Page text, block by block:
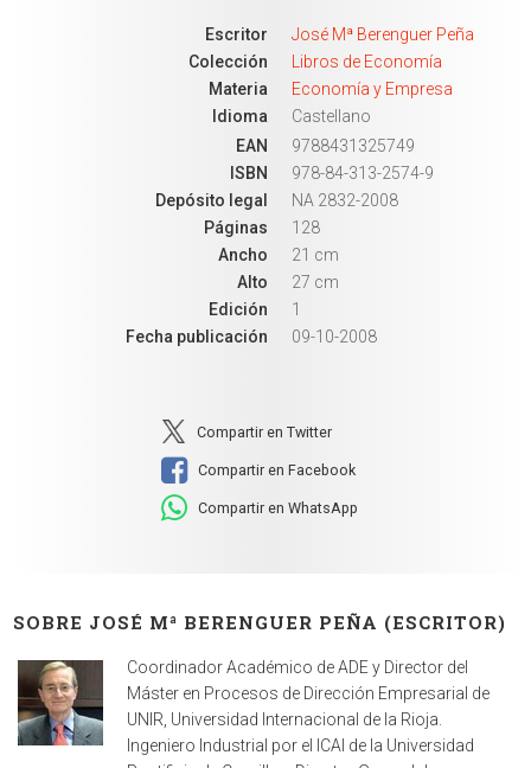
Escritor
José Mª Berenguer Peña
Colección
Libros de Economía
Materia
Economía y Empresa
Idioma
Castellano
EAN
9788431325749
ISBN
978-84-313-2574-9
Depósito legal
NA 2832-2008
Páginas
128
Ancho
21 cm
Alto
27 cm
Edición
1
Fecha publicación
09-10-2008
Compartir en Twitter
Compartir en Facebook
Compartir en WhatsApp
SOBRE JOSÉ Mª BERENGUER PEÑA (ESCRITOR)
Coordinador Académico de ADE y Director del
Máster en Procesos de Dirección Empresarial de
UNIR, Universidad Internacional de la Rioja.
Ingeniero Industrial por el ICAI de la Universidad